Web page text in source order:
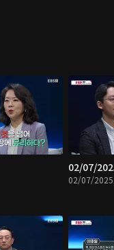
02/07/
02/07/2025